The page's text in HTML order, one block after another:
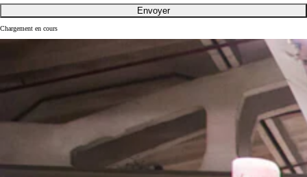
Envoyer
Chargement en cours